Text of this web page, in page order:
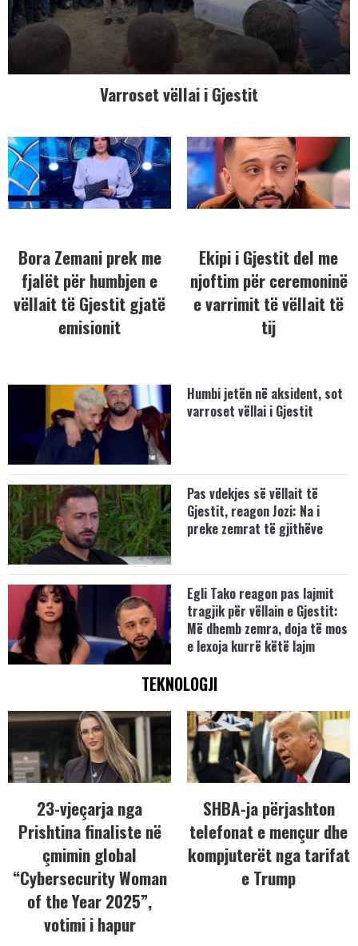
Varroset vëllai i Gjestit
Bora Zemani prek me
fjalët për humbjen e
vëllait të Gjestit gjatë
emisionit
Ekipi i Gjestit del me
njoftim për ceremoninë
e varrimit të vëllait të
tij
Humbi jetën në aksident, sot
varroset vëllai i Gjestit
Pas vdekjes së vëllait të
Gjestit, reagon Jozi: Na i
preke zemrat të gjithëve
Egli Tako reagon pas lajmit
tragjik për vëllain e Gjestit:
Më dhemb zemra, doja të mos
e lexoja kurrë këtë lajm
TEKNOLOGJI
23-vjeçarja nga
Prishtina finaliste në
çmimin global
“Cybersecurity Woman
of the Year 2025”,
votimi i hapur
SHBA-ja përjashton
telefonat e mençur dhe
kompjuterët nga tarifat
e Trump